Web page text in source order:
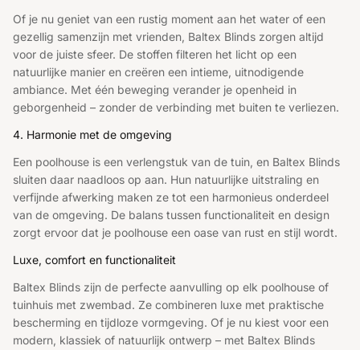
Of je nu geniet van een rustig moment aan het water of een
gezellig samenzijn met vrienden, Baltex Blinds zorgen altijd
voor de juiste sfeer. De stoffen filteren het licht op een
natuurlijke manier en creëren een intieme, uitnodigende
ambiance. Met één beweging verander je openheid in
geborgenheid – zonder de verbinding met buiten te verliezen.
4. Harmonie met de omgeving
Een poolhouse is een verlengstuk van de tuin, en Baltex Blinds
sluiten daar naadloos op aan. Hun natuurlijke uitstraling en
verfijnde afwerking maken ze tot een harmonieus onderdeel
van de omgeving. De balans tussen functionaliteit en design
zorgt ervoor dat je poolhouse een oase van rust en stijl wordt.
Luxe, comfort en functionaliteit
Baltex Blinds zijn de perfecte aanvulling op elk poolhouse of
tuinhuis met zwembad. Ze combineren luxe met praktische
bescherming en tijdloze vormgeving. Of je nu kiest voor een
modern, klassiek of natuurlijk ontwerp – met Baltex Blinds